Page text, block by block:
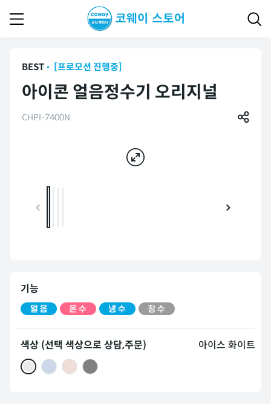
BEST [프로모션 진행중]
아이콘 얼음정수기 오리지널
CHPI-7400N
기능
색상 (선택 색상으로 상담,주문) 아이스 화이트